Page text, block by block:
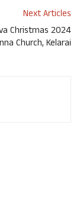
Next Articles
Christmas 2024
Church, Kelarai